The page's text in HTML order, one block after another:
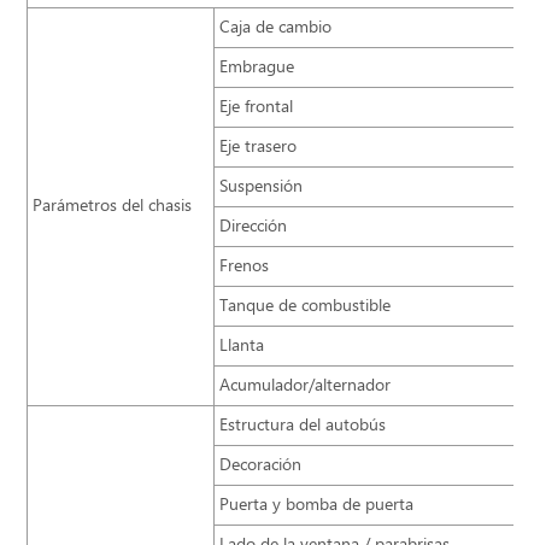
Parámetros del chasis
Caja de cambio
Embrague
Eje frontal
Eje trasero
Suspensión
Dirección
Frenos
Tanque de combustible
Llanta
Acumulador/alternador
Estructura del autobús
Decoración
Puerta y bomba de puerta